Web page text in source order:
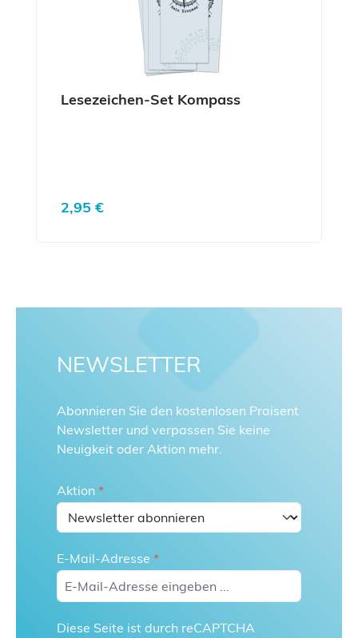
Lesezeichen-Set Kompass
Regulärer Preis:
2,95 €
NEWSLETTER
Abonnieren Sie den kostenlosen Praisent
Newsletter und verpassen Sie keine
Neuigkeit oder Aktion mehr.
Aktion *
E-Mail-Adresse *
Diese Seite ist durch reCAPTCHA